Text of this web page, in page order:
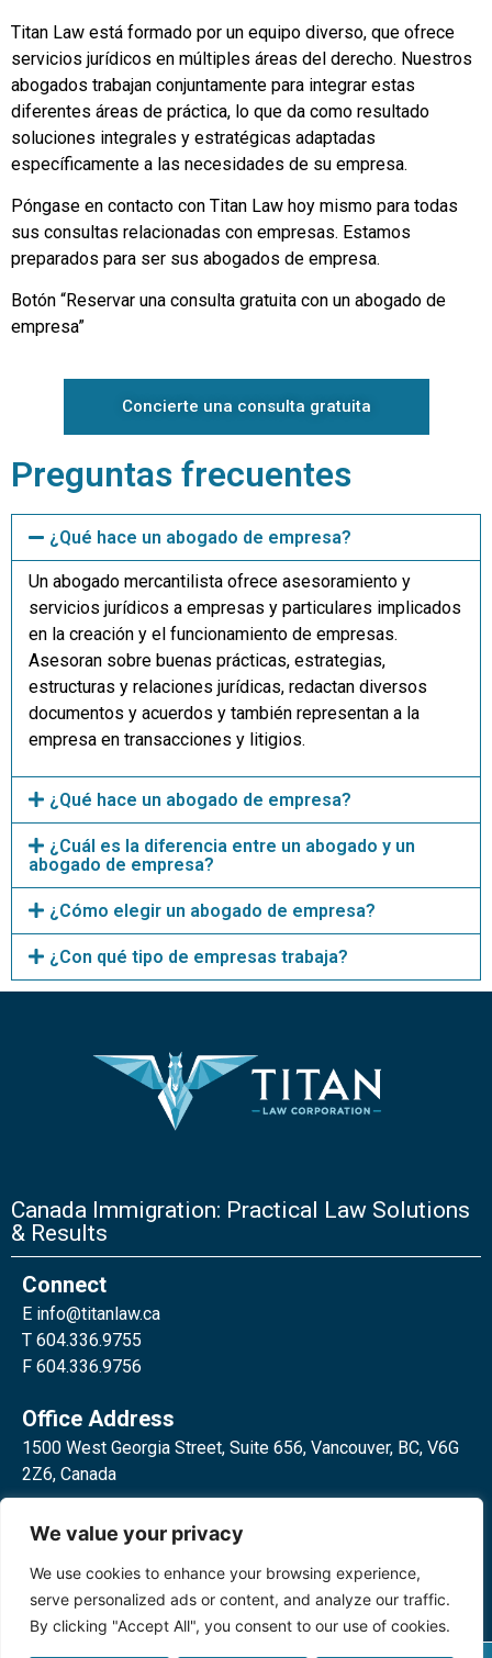
We value your privacy
We use cookies to enhance your browsing experience,
serve personalized ads or content, and analyze our traffic.
By clicking "Accept All", you consent to our use of cookies.
Titan Law está formado por un equipo diverso, que ofrece
servicios jurídicos en múltiples áreas del derecho. Nuestros
abogados trabajan conjuntamente para integrar estas
diferentes áreas de práctica, lo que da como resultado
soluciones integrales y estratégicas adaptadas
específicamente a las necesidades de su empresa.
Póngase en contacto con Titan Law hoy mismo para todas
sus consultas relacionadas con empresas. Estamos
preparados para ser sus abogados de empresa.
Botón “Reservar una consulta gratuita con un abogado de
empresa”
Concierte una consulta gratuita
Preguntas frecuentes
¿Qué hace un abogado de empresa?
Un abogado mercantilista ofrece asesoramiento y
servicios jurídicos a empresas y particulares implicados
en la creación y el funcionamiento de empresas.
Asesoran sobre buenas prácticas, estrategias,
estructuras y relaciones jurídicas, redactan diversos
documentos y acuerdos y también representan a la
empresa en transacciones y litigios.
¿Qué hace un abogado de empresa?
¿Cuál es la diferencia entre un abogado y un
abogado de empresa?
¿Cómo elegir un abogado de empresa?
¿Con qué tipo de empresas trabaja?
Canada Immigration: Practical Law Solutions
& Results
Connect
E info@titanlaw.ca
T 604.336.9755
F 604.336.9756
Office Address
1500 West Georgia Street, Suite 656, Vancouver, BC, V6G
2Z6, Canada
Toronto, ON, M4W 3E2, Canada